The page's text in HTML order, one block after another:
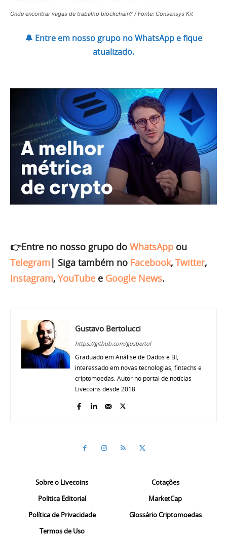
Onde encontrar vagas de trabalho blockchain? / Fonte: Consensys Kit
🔔 Entre em nosso grupo no WhatsApp e fique
atualizado.
👉Entre no nosso grupo do WhatsApp ou
Telegram | Siga também no Facebook, Twitter,
Instagram, YouTube e Google News.
Gustavo Bertolucci
https://github.com/gusbertol
Graduado em Análise de Dados e BI,
interessado em novas tecnologias, fintechs e
criptomoedas. Autor no portal de notícias
Livecoins desde 2018.
Sobre o Livecoins
Politica Editorial
Política de Privacidade
Termos de Uso
Cotações
MarketCap
Glossário Criptomoedas